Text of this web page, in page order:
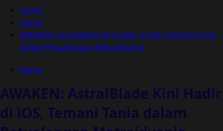
Home
Game
AWAKEN: AstralBlade Kini Hadir di iOS, Temani Tania
dalam Petualangan Metroidvania
Game
AWAKEN: AstralBlade Kini Hadir
di iOS, Temani Tania dalam